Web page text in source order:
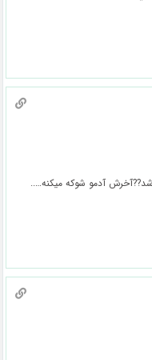
آدمو شوکه میکنه…..